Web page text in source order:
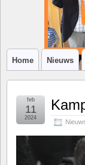
Home Nieuws
feb
11
2024